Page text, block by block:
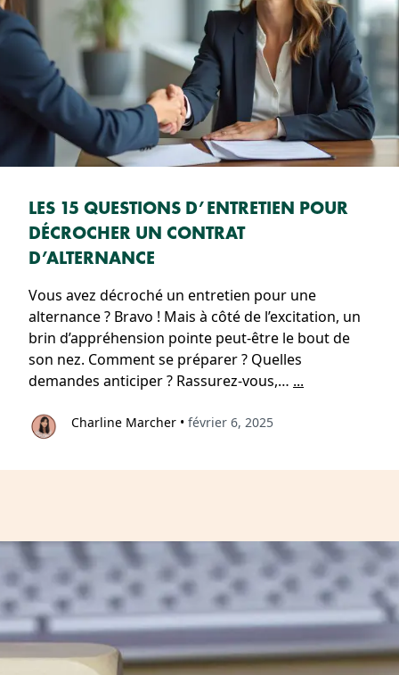
LES 15 QUESTIONS D’ENTRETIEN POUR
DÉCROCHER UN CONTRAT
D’ALTERNANCE
Vous avez décroché un entretien pour une
alternance ? Bravo ! Mais à côté de l’excitation, un
brin d’appréhension pointe peut-être le bout de
son nez. Comment se préparer ? Quelles
demandes anticiper ? Rassurez-vous,… ...
Charline Marcher • février 6, 2025